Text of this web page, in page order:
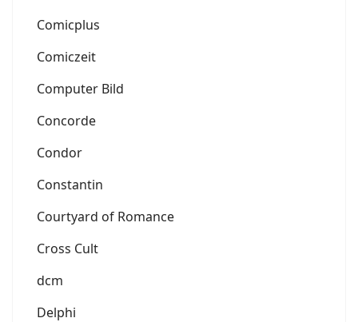
Comicplus
Comiczeit
Computer Bild
Concorde
Condor
Constantin
Courtyard of Romance
Cross Cult
dcm
Delphi